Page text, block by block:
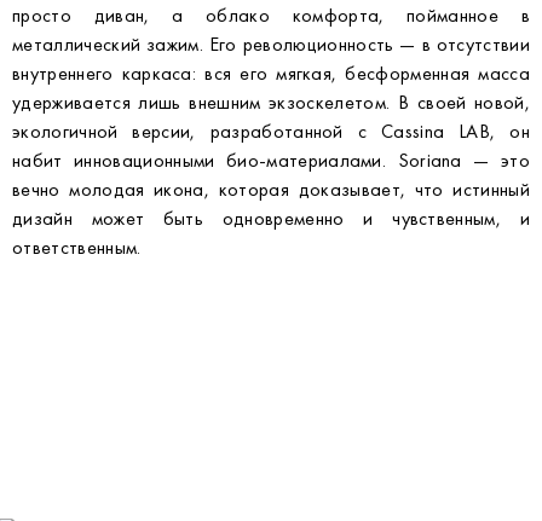
просто диван, а облако комфорта, пойманное в
металлический зажим. Его революционность — в отсутствии
внутреннего каркаса: вся его мягкая, бесформенная масса
удерживается лишь внешним экзоскелетом. В своей новой,
экологичной версии, разработанной с Cassina LAB, он
набит инновационными био-материалами. Soriana — это
вечно молодая икона, которая доказывает, что истинный
дизайн может быть одновременно и чувственным, и
ответственным.